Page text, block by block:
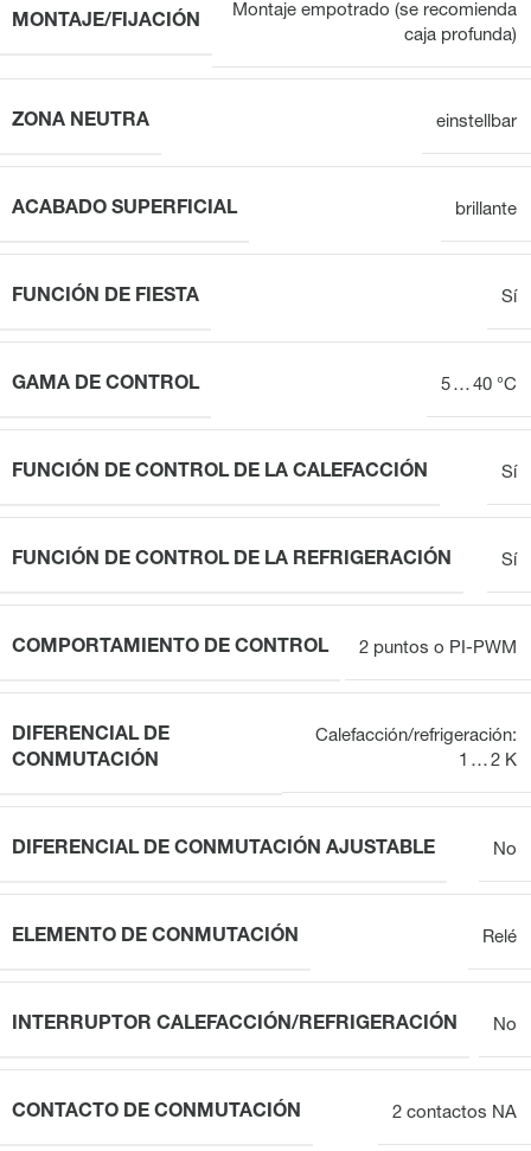
MONTAJE/FIJACIÓN
Montaje empotrado (se recomienda
caja profunda)
ZONA NEUTRA einstellbar
ACABADO SUPERFICIAL brillante
FUNCIÓN DE FIESTA Sí
GAMA DE CONTROL 5 … 40 °C
FUNCIÓN DE CONTROL DE LA CALEFACCIÓN Sí
FUNCIÓN DE CONTROL DE LA REFRIGERACIÓN Sí
COMPORTAMIENTO DE CONTROL 2 puntos o PI-PWM
DIFERENCIAL DE
CONMUTACIÓN
Calefacción/refrigeración:
1 … 2 K
DIFERENCIAL DE CONMUTACIÓN AJUSTABLE No
ELEMENTO DE CONMUTACIÓN Relé
INTERRUPTOR CALEFACCIÓN/REFRIGERACIÓN No
CONTACTO DE CONMUTACIÓN 2 contactos NA